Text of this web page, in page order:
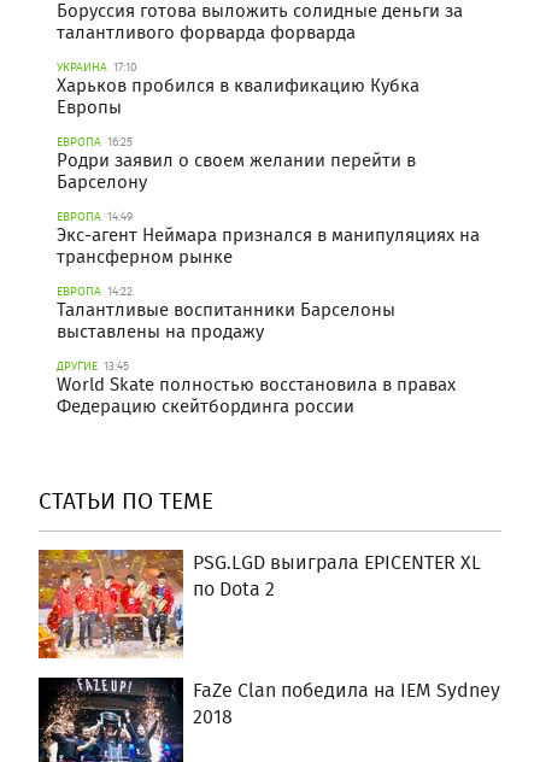
Боруссия готова выложить солидные деньги за
талантливого форварда форварда
УКРАИНА 17:10
Харьков пробился в квалификацию Кубка
Европы
ЕВРОПА 16:25
Родри заявил о своем желании перейти в
Барселону
ЕВРОПА 14:49
Экс-агент Неймара признался в манипуляциях на
трансферном рынке
ЕВРОПА 14:22
Талантливые воспитанники Барселоны
выставлены на продажу
ДРУГИЕ 13:45
World Skate полностью восстановила в правах
Федерацию скейтбординга россии
СТАТЬИ ПО ТЕМЕ
PSG.LGD выиграла EPICENTER XL
по Dota 2
FaZe Clan победила на IEM Sydney
2018